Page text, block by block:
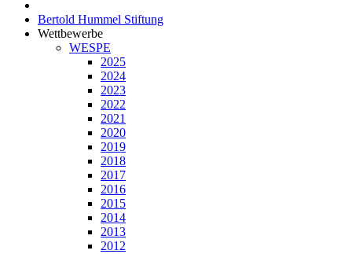
Bertold Hummel Stiftung
Wettbewerbe
WESPE
2025
2024
2023
2022
2021
2020
2019
2018
2017
2016
2015
2014
2013
2012